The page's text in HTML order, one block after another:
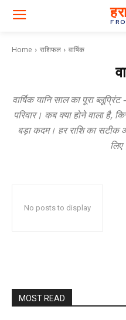
Home राशिफल वार्षिक
वार्षिक यानि साल का पूरा
परिवार। कब क्या होने वाला है,
बड़ा कदम। हर राशि का
No posts to display
MOST READ